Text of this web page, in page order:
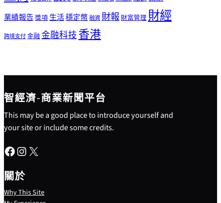
業績報告 獎項生活穩定幣融資 財報 財富管理財經
跨境支付金融 金融科技香港
智經濟-商業新聞平台
This may be a good place to introduce yourself and
your site or include some credits.
Facebook Instagram X
關於
Why This Site